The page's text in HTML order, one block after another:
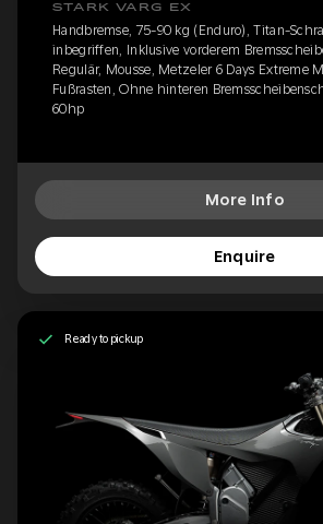
STARK VARG EX
Handbremse, 75-90 kg (Enduro), Titan-
inbegriffen, Inklusive vorderem
Regulär, Mousse, Metzeler 6 Days Extreme
Fußrasten, Ohne hinteren
60hp
More Info
Enquire
Ready to pickup